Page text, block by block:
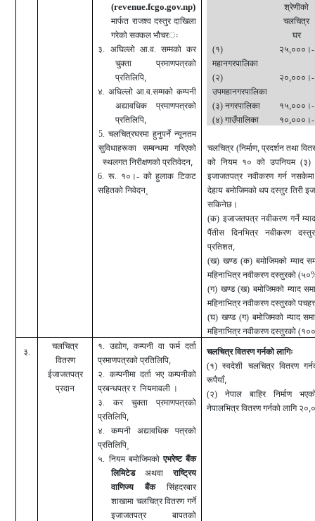
(revenue.fcgo.gov.np)
मार्फत राजश्व दस्तुर दाखिला
गरेको सक्कल भौचरः
३. अघिल्लो आ.व. सम्मको कर
चुक्ता प्रमाणपत्रको
प्रतिलिपि,
४. अघिल्लो आ.व.सम्मको कम्पनी
अद्यावधिक प्रमाणपत्रको
प्रतिलिपि,
5. चलचित्रघरमा हुनुपर्ने न्यूनतम
सुविधाहरूका सम्बन्धमा गरिएको
स्थलगत निरीक्षणको प्रतिवेदन,
6. रू. १०।- को हुलाक टिकट
सहितको निवेदन
श्रेणीको
चलचित्र
घर
(१)
महानगरपालिका
२५,०००।-
(२)
उपमहानगरपालिका
२०,०००।-
(३) नगरपालिका १५,०००।-
(४) गाउँपालिका १०,०००।-
चलचित्र (निर्माण, प्रदर्शन तथा
को नियम १० को उपनियम (३)
इजाजतपत्र नवीकरण गर्न
देहाय बमोजिमको थप दस्तुर तिरी
सकिनेछ।
(क) इजाजतपत्र नवीकरण गर्ने
पैंतीस दिनभित्र नवीकरण
प्रतिशत,
(ख) खण्ड (क) बमोजिमको म्याद
महिनाभित्र नवीकरण दस्तुरको
(ग) खण्ड (ख) बमोजिमको म्याद
महिनाभित्र नवीकरण दस्तुरको
(घ) खण्ड (ग) बमोजिमको म्याद
महिनाभित्र नवीकरण दस्तुरको
३.
चलचित्र
वितरण
ईजाजतपत्र
प्रदान
१. उद्योग,कम्पनी वा फर्म दर्ता
प्रमाणपत्रको प्रतिलिपि,
२. कम्पनीमा दर्ता भए कम्पनीको
प्रबन्धपत्र र नियमावली ।
३. कर चुक्ता प्रमाणपत्रको
प्रतिलिपि,
४. कम्पनी अद्यावधिक पत्रको
प्रतिलिपि
५. नियम बमोजिमकोएभरेष्ट बैंक
लिमिटेडअथवाराष्ट्रिय
वाणिज्य बैंक
सिंहदरबार
शाखामा चलचित्रवितरण गर्ने
इजाजतपत्र बापतको
चलचित्र वितरण गर्नको लागिः
(१) स्वदेशी चलचित्र वितरण
रूपैयाँ,
(२) नेपाल बाहिर निर्माण
नेपालभित्र वितरण गर्नको लागि २०,